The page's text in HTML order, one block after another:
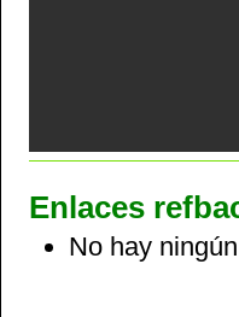
Enlaces
No hay